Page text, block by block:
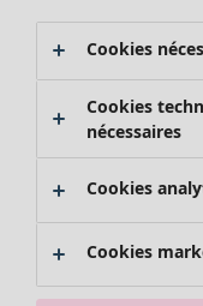
Promos SOLDES
Les promos de
Nouvel arrivage
Bonnes affaires en
Cookies
Cookies
nécessaires
Cookies
Cookies